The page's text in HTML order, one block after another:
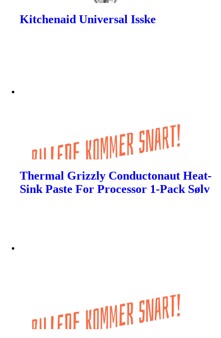
Kitchenaid Universal Isske
Thermal Grizzly Conductonaut Heat-
Sink Paste For Processor 1-Pack Sølv